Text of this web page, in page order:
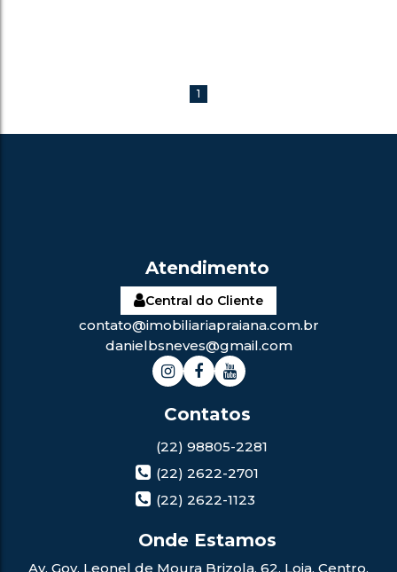
1
Central do Cliente
contato@imobiliariapraiana.com.br
danielbsneves@gmail.com
(22) 98805-2281
(22) 2622-2701
(22) 2622-1123
Av. Gov. Leonel de Moura Brizola, 62, Loja, Centro,